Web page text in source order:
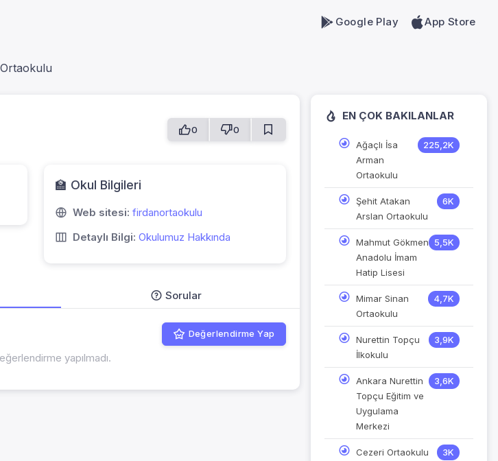
Google Play App Store
0 0
🏫 Okul Bilgileri
Web sitesi: firdanortaokulu
Detaylı Bilgi: Okulumuz Hakkında
Sorular
Değerlendirme Yap
yapılmadı.
EN ÇOK BAKILANLAR
Ağaçlı İsa
Arman
Ortaokulu
225,2K
Şehit Atakan
Arslan Ortaokulu
6K
Mahmut Gökmen
Anadolu İmam
Hatip Lisesi
5,5K
Mimar Sinan
Ortaokulu
4,7K
Nurettin Topçu
İlkokulu
3,9K
Ankara Nurettin
Topçu Eğitim ve
Uygulama
Merkezi
3,6K
Cezeri Ortaokulu 3K